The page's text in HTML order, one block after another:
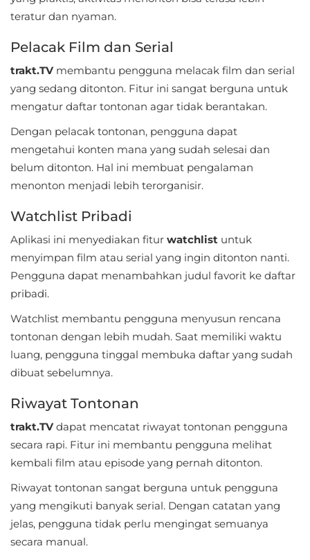
&
Beauty
Books
Reference
Buku
Referensi
Business
Comics
Dating
Education
Emulator
Entertainment
Events
Finance
Food
teratur dan nyaman.
Pelacak Film dan Serial
trakt.TV membantu pengguna melacak film dan serial
yang sedang ditonton. Fitur ini sangat berguna untuk
mengatur daftar tontonan agar tidak berantakan.
Dengan pelacak tontonan, pengguna dapat
mengetahui konten mana yang sudah selesai dan
belum ditonton. Hal ini membuat pengalaman
menonton menjadi lebih terorganisir.
Watchlist Pribadi
Aplikasi ini menyediakan fitur watchlist untuk
menyimpan film atau serial yang ingin ditonton nanti.
Pengguna dapat menambahkan judul favorit ke daftar
pribadi.
Watchlist membantu pengguna menyusun rencana
tontonan dengan lebih mudah. Saat memiliki waktu
luang, pengguna tinggal membuka daftar yang sudah
dibuat sebelumnya.
Riwayat Tontonan
trakt.TV dapat mencatat riwayat tontonan pengguna
secara rapi. Fitur ini membantu pengguna melihat
kembali film atau episode yang pernah ditonton.
Riwayat tontonan sangat berguna untuk pengguna
yang mengikuti banyak serial. Dengan catatan yang
jelas, pengguna tidak perlu mengingat semuanya
secara manual.